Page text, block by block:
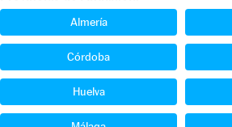
Almería
Córdoba
Huelva